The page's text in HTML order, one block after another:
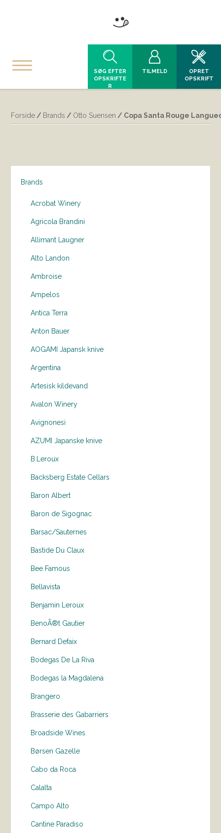
SØG EFTER
OPSKRIFTE
R
TILMELD
OPRET
OPSKRIFT
Forside / Brands / Otto Suensen / Copa Santa Rouge
Brands
Acrobat Winery
Agricola Brandini
Allimant Laugner
Alto Landon
Ambroise
Ampelos
Antica Terra
Anton Bauer
AOGAMI Japansk knive
Argentina
Artesisk kildevand
Avalon Winery
Avignonesi
AZUMI Japanske knive
B.Leroux
Backsberg Estate Cellars
Baron Albert
Baron de Sigognac
Barsac/Sauternes
Bastide Du Claux
Bee Famous
Bellavista
Benjamin Leroux
BenoÃ®t Gautier
Bernard Defaix
Bodegas De La Riva
Bodegas la Magdalena
Brangero
Brasserie des Gabarriers
Broadside Wines
Børsen Gazelle
Cabo da Roca
Calalta
Campo Alto
Cantine Paradiso